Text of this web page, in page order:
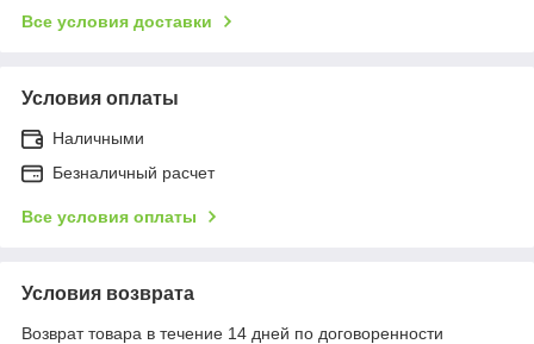
Все условия доставки
Условия оплаты
Наличными
Безналичный расчет
Все условия оплаты
Условия возврата
Возврат товара в течение 14 дней по договоренности